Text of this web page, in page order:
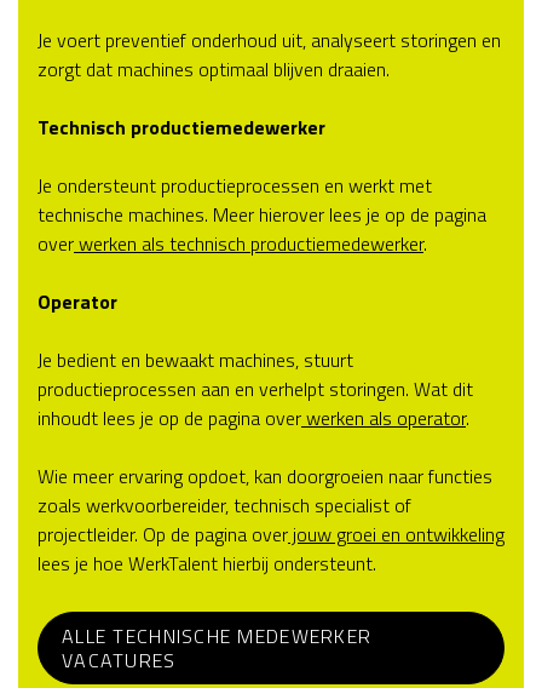
Je voert preventief onderhoud uit, analyseert storingen en
zorgt dat machines optimaal blijven draaien.
Technisch productiemedewerker
Je ondersteunt productieprocessen en werkt met
technische machines. Meer hierover lees je op de pagina
overwerken als technisch productiemedewerker.
Operator
Je bedient en bewaakt machines, stuurt
productieprocessen aan en verhelpt storingen. Wat dit
inhoudt lees je op de pagina overwerken als operator.
Wie meer ervaring opdoet, kan doorgroeien naar functies
zoals werkvoorbereider, technisch specialist of
projectleider. Op de pagina over jouw groei en ontwikkeling
lees je hoe WerkTalent hierbij ondersteunt.
ALLE TECHNISCHE MEDEWERKER
VACATURES